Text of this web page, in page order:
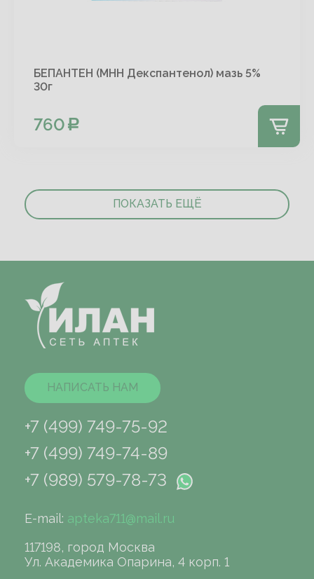
БЕПАНТЕН (МНН Декспантенол) мазь 5%
30г
760
ПОКАЗАТЬ ЕЩЁ
НАПИСАТЬ НАМ
+7 (499) 749-75-92
+7 (499) 749-74-89
+7 (989) 579-78-73
E-mail: apteka711@mail.ru
117198, город Москва
Ул. Академика Опарина, 4 корп. 1